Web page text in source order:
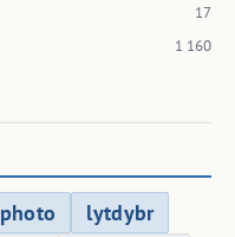
17
1 160
photo
lytdybr